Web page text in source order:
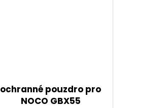
ochranné pouzdro pro
NOCO GBX55